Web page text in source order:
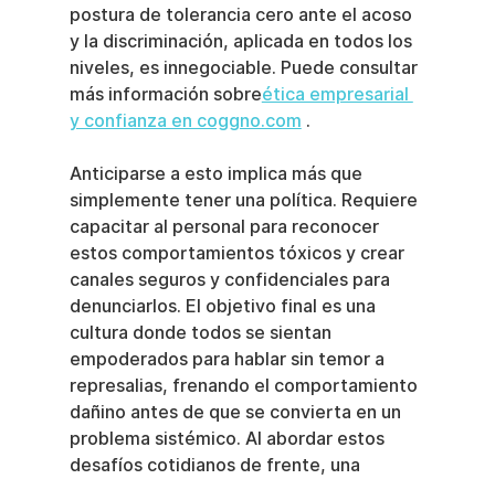
postura de tolerancia cero ante el acoso
y la discriminación, aplicada en todos los
niveles, es innegociable. Puede consultar
más información sobreética empresarial
y confianza en coggno.com .
Anticiparse a esto implica más que
simplemente tener una política. Requiere
capacitar al personal para reconocer
estos comportamientos tóxicos y crear
canales seguros y confidenciales para
denunciarlos. El objetivo final es una
cultura donde todos se sientan
empoderados para hablar sin temor a
represalias, frenando el comportamiento
dañino antes de que se convierta en un
problema sistémico. Al abordar estos
desafíos cotidianos de frente, una